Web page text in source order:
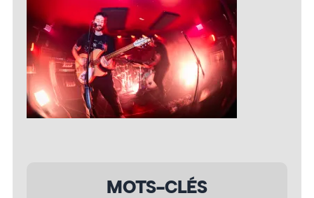
MOTS-CLÉS